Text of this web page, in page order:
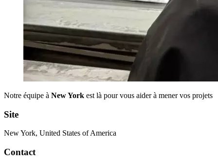
Notre équipe à New York est là pour vous aider à mener vos projets
Site
New York, United States of America
Contact